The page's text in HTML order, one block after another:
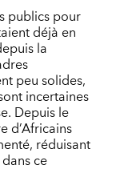
publics pour
déjà en
la
peu solides,
incertaines
Depuis le
d’Africains
réduisant
ce